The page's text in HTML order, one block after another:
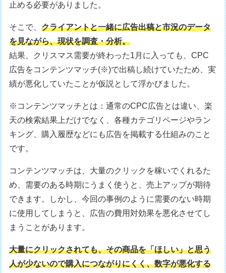
止める必要がありました。
そこで、クライアントと一緒に広告出稿と市況のデータ
を見ながら、現状を調査・分析。
結果、クリスマス需要が終わった1月に入っても、CPC
広告をコンテンツマッチ(※)で出稿し続けていたため、実
績が悪化していたことが仮説として浮かびました。
※コンテンツマッチとは：通常のCPC広告とは違い、楽
天の検索結果上だけでなく、各種カテゴリページやラン
キング、購入履歴などにも広告を掲載する仕組みのこと
です。
コンテンツマッチは、大量のクリックを稼いでくれるた
め、需要のある時期にうまく使うと、売上アップが期待
できます。しかし、今回の事例のように需要のない時期
に使用してしまうと、広告の費用対効果を悪化させてし
まうことがあります。
大量にクリックされても、その商品を「ほしい」と思う
人が少ないので購入につながりにくく、数字が悪化する